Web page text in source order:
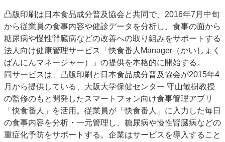
SDGs・地域
ポストプレス ビジネス イベント 信用情報
業界
市場・統計
人事・移転・異動・訃報
特集記事カテゴリー一覧
特集・デジタル印刷 アイデアで勝負！ ～多様なビジネス・多彩な商材～
JAPAN PACK 2023 特集
中古印刷機・製本機特集
2022 見える化・MIS特集
2022 検査・校正特集
特集・デジタル印刷 ～ 新成長軌道を描く
案内
凸版印刷は日本食品成分普及協会と共同で、2016年7月中旬
から従業員の食事内容や健診データを分析し、食事の面から
糖尿病や慢性腎臓病などの改善への取り組みをサポートする
法人向け健康管理サービス「快食番人Manager（かいしょく
ばんにんマネージャー）」の提供を本格的に開始する。
同サービスは、凸版印刷と日本食品成分普及協会が2015年4
月から提供している、大阪大学保健センター 守山敏樹教授
の監修のもと開発したスマートフォン向け食事管理アプリ
「快食番人」を活用。従業員が「快食番人」に入力した毎日
の食事内容を分析・一元管理し、糖尿病や慢性腎臓病などの
重症化予防をサポートする。企業はサービスを導入すること